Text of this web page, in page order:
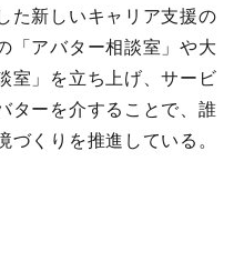
た新しいキャリア支援の
「アバター相談室」や大
室」を立ち上げ、サービ
ターを介することで、誰
くりを推進している。